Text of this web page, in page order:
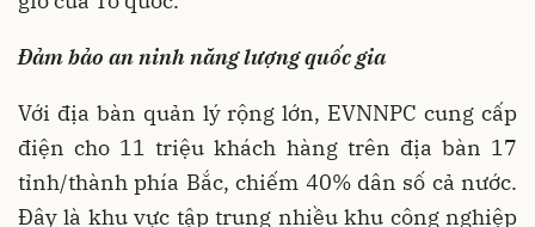
Đảm bảo an ninh năng lượng quốc gia
Với địa bàn quản lý rộng lớn, EVNNPC cung cấp
điện cho 11 triệu khách hàng trên địa bàn 17
tỉnh/thành phía Bắc, chiếm 40% dân số cả nước.
Đây là khu vực tập trung nhiều khu công nghiệp